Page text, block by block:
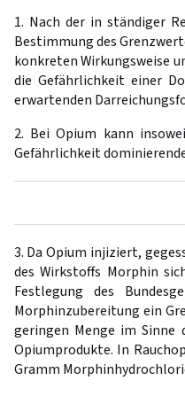
1. Nach der in ständiger
Bestimmung des
konkreten Wirkungsweise
die Gefährlichkeit einer
erwartenden
2. Bei Opium kann
Gefährlichkeit
3. Da Opium injiziert,
des Wirkstoffs Morphin
Festlegung des
Morphinzubereitung ein
geringen Menge im Sinne
Opiumprodukte. In
Gramm